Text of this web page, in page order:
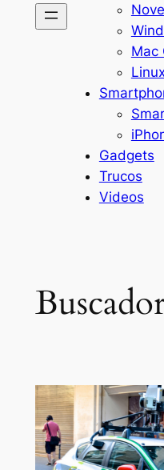
Mac
Gadgets
Trucos
Videos